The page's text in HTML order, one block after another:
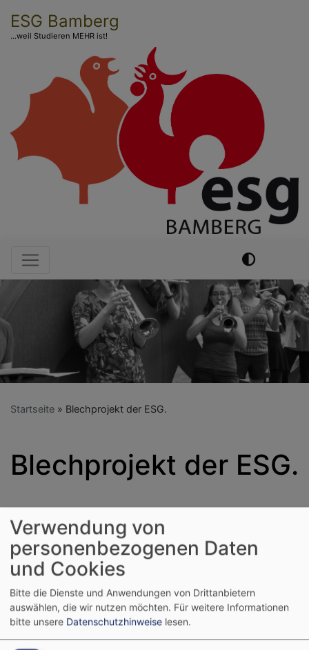
zum
Inhalt
ESG Bamberg
...weil Studieren MEHR ist!
Hauptnavigation
Startseite Blechprojekt der ESG.
Blechprojekt der ESG.
Wir haben eine eigeneWebseite, die Informationen zu
uns!
Von Bach bis Blues, von Pachelbel bis Pop spielen wir
so ziemlich alles.
Verwendung von
personenbezogenen Daten
und Cookies
Bitte die Dienste und Anwendungen von Drittanbietern
auswählen, die wir nutzen möchten. Für weitere Informationen
bitte unsere Datenschutzhinweise lesen.